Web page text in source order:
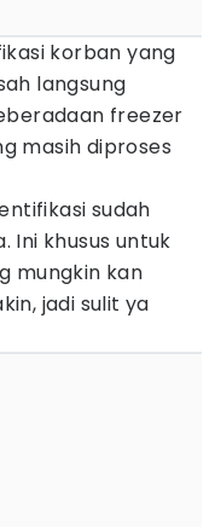
korban yang
langsung
freezer
masih diproses
sudah
Ini khusus untuk
mungkin kan
jadi sulit ya